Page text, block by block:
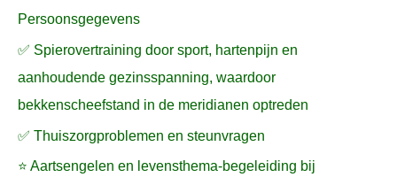
Persoonsgegevens
✅ Spierovertraining door sport, hartenpijn en
aanhoudende gezinsspanning, waardoor
bekkenscheefstand in de meridianen optreden
✅ Thuiszorgproblemen en steunvragen
⭐ Aartsengelen en levensthema-begeleiding bij